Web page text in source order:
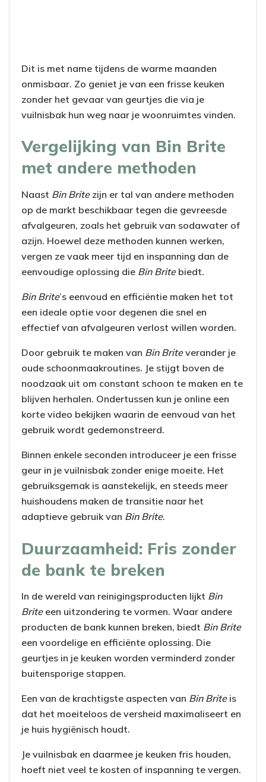
Dit is met name tijdens de warme maanden
onmisbaar. Zo geniet je van een frisse keuken
zonder het gevaar van geurtjes die via je
vuilnisbak hun weg naar je woonruimtes vinden.
Vergelijking van Bin Brite
met andere methoden
Naast Bin Britezijn er tal van andere methoden
op de markt beschikbaar tegen die gevreesde
afvalgeuren, zoals het gebruik van sodawater of
azijn. Hoewel deze methoden kunnen werken,
vergen ze vaak meer tijd en inspanning dan de
eenvoudige oplossing die Bin Britebiedt.
Bin Brite’s eenvoud en efficiëntie maken het tot
een ideale optie voor degenen die snel en
effectief van afvalgeuren verlost willen worden.
Door gebruik te maken van Bin Briteverander je
oude schoonmaakroutines. Je stijgt boven de
noodzaak uit om constant schoon te maken en te
blijven herhalen. Ondertussen kun je online een
korte video bekijken waarin de eenvoud van het
gebruik wordt gedemonstreerd.
Binnen enkele seconden introduceer je een frisse
geur in je vuilnisbak zonder enige moeite. Het
gebruiksgemak is aanstekelijk, en steeds meer
huishoudens maken de transitie naar het
adaptieve gebruik van Bin Brite.
Duurzaamheid: Fris zonder
de bank te breken
In de wereld van reinigingsproducten lijkt Bin
Briteeen uitzondering te vormen. Waar andere
producten de bank kunnen breken, biedt Bin Brite
een voordelige en efficiënte oplossing. Die
geurtjes in je keuken worden verminderd zonder
buitensporige stappen.
Een van de krachtigste aspecten van Bin Briteis
dat het moeiteloos de versheid maximaliseert en
je huis hygiënisch houdt.
Je vuilnisbak en daarmee je keuken fris houden,
hoeft niet veel te kosten of inspanning te vergen.